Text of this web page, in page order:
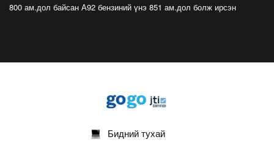
2026-07-20
ФОТО: Сэлэнгэ нутгийн хүү Даян Аварга
800 ам.дол байсан А92 бензиний үнэ 851 ам.дол болж ирсэн
Бидний тухай